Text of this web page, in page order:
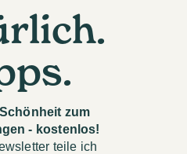
zum
- kostenlos!
teile ich